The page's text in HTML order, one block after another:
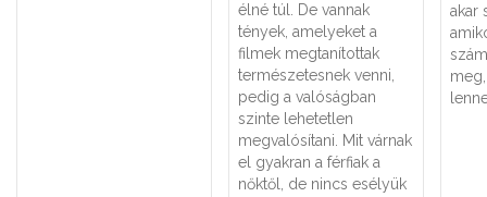
élné túl. De vannak
tények, amelyeket a
filmek megtanítottak
természetesnek venni,
pedig a valóságban
szinte lehetetlen
megvalósítani. Mit várnak
el gyakran a férfiak a
nőktől, de nincs esélyük
akar